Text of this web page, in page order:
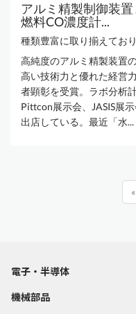
アルミ精製制御装
燃料CO濃度計...
種類豊富に取り揃えており
高純度のアルミ精製装置
高い技術力と優れた経営
者顕彰を受賞。ラボ分析
Pittcon展示会、JASIS展
出店している。最近「水...
«
電子・半導体
機械部品